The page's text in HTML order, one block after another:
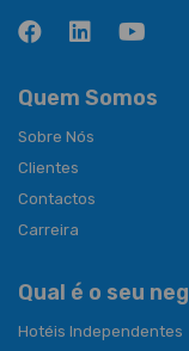
Quem Somos
Sobre Nós
Clientes
Contactos
Carreira
Qual é o seu
Hotéis Independentes